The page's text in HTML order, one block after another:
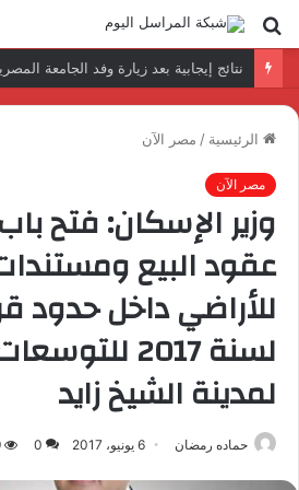
بحث
عن
الرئيسية / مصر الآن
مصر الآن
وزير الإسكان: فتح
عقود البيع
لسنة 2017
لمدينة الشيخ زايد
حماده رمضان 6 يونيو، 2017 0